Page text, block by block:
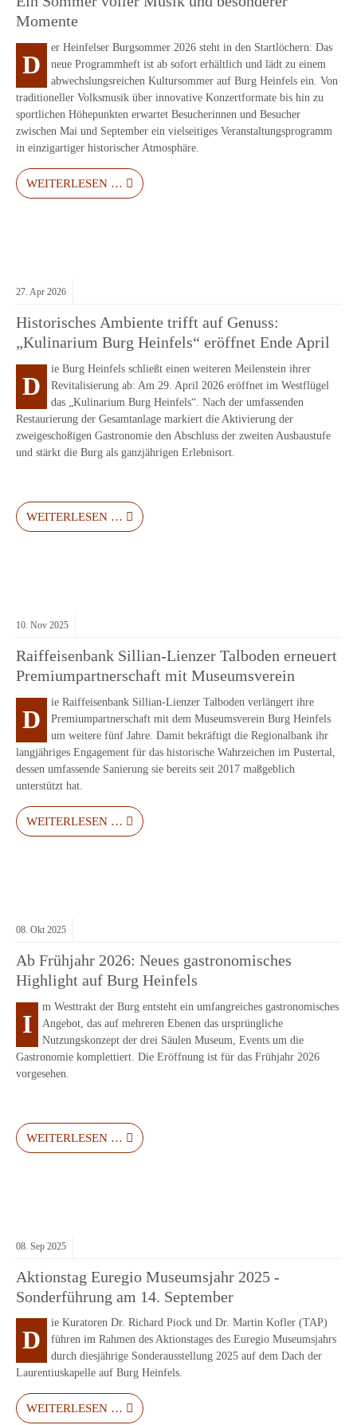
Momente
D
er Heinfelser Burgsommer 2026 steht in den Startlöchern: Das
neue Programmheft ist ab sofort erhältlich und lädt zu einem
abwechslungsreichen Kultursommer auf Burg Heinfels ein. Von
traditioneller Volksmusik über innovative Konzertformate bis hin zu
sportlichen Höhepunkten erwartet Besucherinnen und Besucher
zwischen Mai und September ein vielseitiges Veranstaltungsprogramm
in einzigartiger historischer Atmosphäre.
WEITERLESEN …
27. Apr 2026
Historisches Ambiente trifft auf Genuss:
„Kulinarium Burg Heinfels“ eröffnet Ende April
D
ie Burg Heinfels schließt einen weiteren Meilenstein ihrer
Revitalisierung ab: Am 29. April 2026 eröffnet im Westflügel
das „Kulinarium Burg Heinfels“. Nach der umfassenden
Restaurierung der Gesamtanlage markiert die Aktivierung der
zweigeschoßigen Gastronomie den Abschluss der zweiten Ausbaustufe
und stärkt die Burg als ganzjährigen Erlebnisort.
WEITERLESEN …
10. Nov 2025
Raiffeisenbank Sillian-Lienzer Talboden erneuert
Premiumpartnerschaft mit Museumsverein
D
ie Raiffeisenbank Sillian-Lienzer Talboden verlängert ihre
Premiumpartnerschaft mit dem Museumsverein Burg Heinfels
um weitere fünf Jahre. Damit bekräftigt die Regionalbank ihr
langjähriges Engagement für das historische Wahrzeichen im Pustertal,
dessen umfassende Sanierung sie bereits seit 2017 maßgeblich
unterstützt hat.
WEITERLESEN …
08. Okt 2025
Ab Frühjahr 2026: Neues gastronomisches
Highlight auf Burg Heinfels
I
m Westtrakt der Burg entsteht ein umfangreiches gastronomisches
Angebot, das auf mehreren Ebenen das ursprüngliche
Nutzungskonzept der drei Säulen Museum, Events um die
Gastronomie komplettiert. Die Eröffnung ist für das Frühjahr 2026
vorgesehen.
WEITERLESEN …
08. Sep 2025
Aktionstag Euregio Museumsjahr 2025 -
Sonderführung am 14. September
D
ie Kuratoren Dr. Richard Piock und Dr. Martin Kofler (TAP)
führen im Rahmen des Aktionstages des Euregio Museumsjahrs
durch diesjährige Sonderausstellung 2025 auf dem Dach der
Laurentiuskapelle auf Burg Heinfels.
WEITERLESEN …